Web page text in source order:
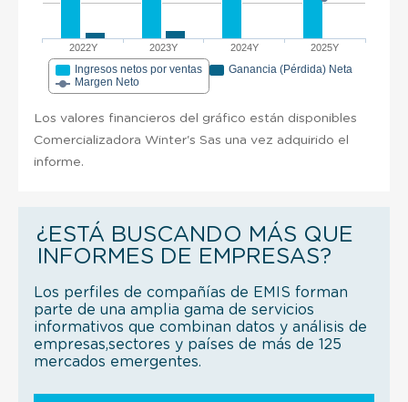
2022Y 2023Y 2024Y 2025Y
Ingresos netos por ventas
Ganancia (Pérdida) Neta
Margen Neto
Los valores financieros del gráfico están disponibles
Comercializadora Winter's Sas una vez adquirido el
informe.
¿ESTÁ BUSCANDO MÁS QUE
INFORMES DE EMPRESAS?
Los perfiles de compañías de EMIS forman
parte de una amplia gama de servicios
informativos que combinan datos y análisis de
empresas,sectores y países de más de 125
mercados emergentes.